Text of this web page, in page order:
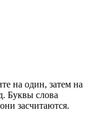
на один, затем на
Буквы слова
засчитаются.